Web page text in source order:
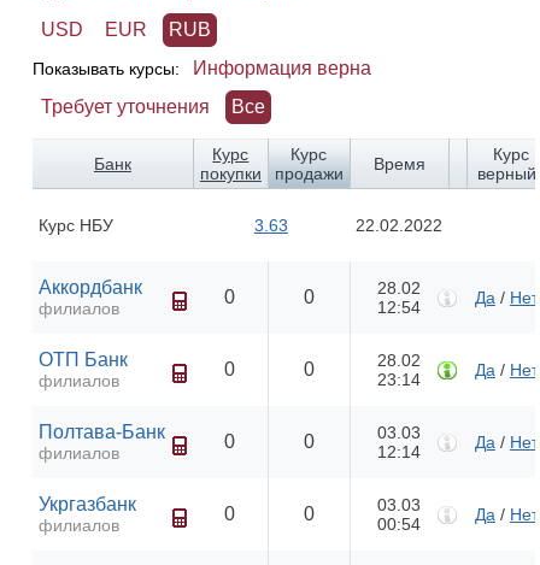
USD EUR RUB
Показывать курсы:
Информация верна
Требует уточнения
Все
Банк
Курс
покупки
Курс
продажи
Время
Курс
Курс НБУ 3.63 22.02.2022
Аккордбанк
филиалов
0 0
28.02
12:54
Да / Нет
ОТП Банк
филиалов
0 0
28.02
23:14
Да / Нет
Полтава-Банк
филиалов
0 0
03.03
12:14
Да / Нет
Укргазбанк
филиалов
0 0
03.03
00:54
Да / Нет